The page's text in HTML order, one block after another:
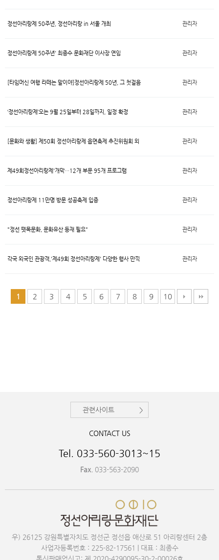
정선아리랑제 50주년, 정선아리랑 in 서울 개최 관리자
정선아리랑제 50주년' 최종수 문화재단 이사장 연임 관리자
[타임머신 여행 라떼는 말이야]정선아리랑제 50년, 그 첫걸음 관리자
‘정선아리랑제’오는 9월 25일부터 28일까지, 일정 확정 관리자
[문화와 생활] 제50회 정선아리랑제 읍면축제 추진위원회 외 관리자
제49회정선아리랑제'개막…12개 부문 95개 프로그램 관리자
정선아리랑제 11만명 방문 성공축제 입증 관리자
"정선 뗏목문화, 문화유산 등재 필요" 관리자
각국 외국인 관광객,'제49회 정선아리랑제' 다양한 행사 만끽 관리자
1 2 3 4 5 6 7 8 9 10
관련사이트
CONTACT US
Tel. 033-560-3013~15
Fax. 033-563-2090
우) 26125 강원특별자치도 정선군 정선읍 애산로 51 아리랑센터 2층
사업자등록번호 : 225-82-17561 | 대표 : 최종수
통신판매업신고: 제 2020-4290095-30-2-00026호